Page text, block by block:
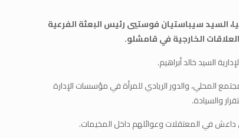
السيد سيباستيان فوستيي رئيس البعثة الفرعية
الخارجية في قامشلو.
السيد خالد أبراهيم.
المحلي، والدور الريادي للمرأة في مؤسسات الإدارة
داعش في المعتقلات وعوائلهم داخل المخيمات.